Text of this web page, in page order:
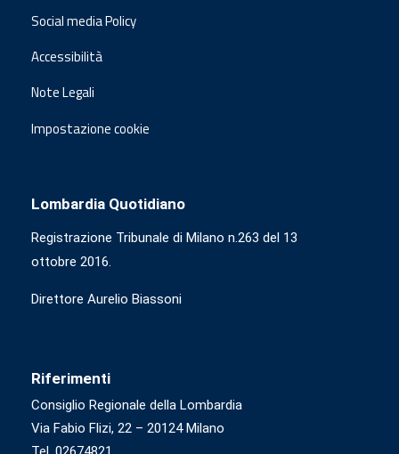
Social media Policy
Accessibilità
Note Legali
Impostazione cookie
Lombardia Quotidiano
Registrazione Tribunale di Milano n.263 del 13
ottobre 2016.
Direttore Aurelio Biassoni
Riferimenti
Consiglio Regionale della Lombardia
Via Fabio Flizi, 22 – 20124 Milano